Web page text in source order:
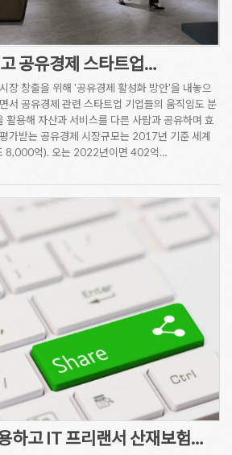
공유경제 스타트업…
장 창출을 위해 '공유경제 활성화 방안'을 내놓으
서 공유경제 관련 스타트업 기업들의 움직임도 분
용해 자산과 서비스를 다른 사람과 공유하며 효
가받는 공유경제 시장규모는 2017년 기준 세계
8,000억). 오는 2022년이면 402억…
하고 IT 프리랜서 산재보험…